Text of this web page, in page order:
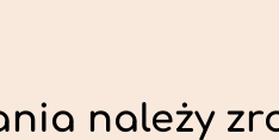
należy